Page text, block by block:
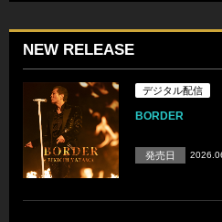
NEW RELEASE
デジタル配信
BORDER
発売日